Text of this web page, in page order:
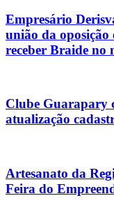
Empresário
união da
receber Braide no
Clube Guarapary
atualização
Artesanato da
Feira do